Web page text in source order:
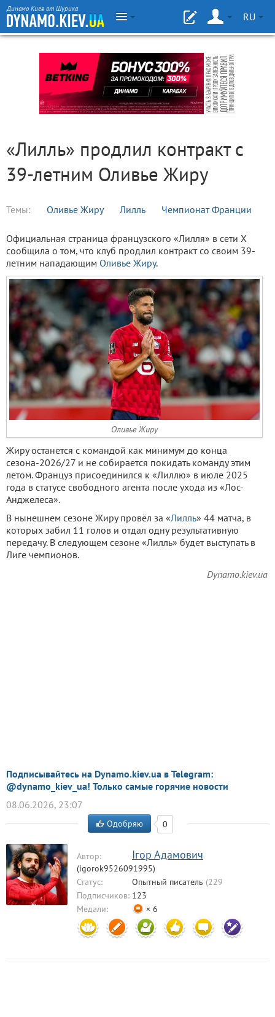
Динамо Киев от Шурика
RU
«Лилль» продлил контракт с
39-летним Оливье Жиру
Темы: Оливье Жиру Лилль Чемпионат Франции
Официальная страница французского «Лилля» в сети X
сообщила о том, что клуб продлил контракт со своим 39-
летним нападающим Оливье Жиру.
Оливье Жиру
Жиру останется с командой как минимум до конца
сезона-2026/27 и не собирается покидать команду этим
летом. Француз присоединился к «Лиллю» в июле 2025
года в статусе свободного агента после ухода из «Лос-
Анджелеса».
В нынешнем сезоне Жиру провёл за «Лилль» 44 матча, в
которых забил 11 голов и отдал одну результативную
передачу. В следующем сезоне «Лилль» будет выступать в
Лиге чемпионов.
Dynamo.kiev.ua
Подписывайтесь на Dynamo.kiev.ua в Telegram:
@dynamo_kiev_ua! Только самые горячие новости
08.06.2026, 23:07
Одобряю 0
Автор: Ігор Адамович
(igorok9526091995)
Статус:
Опытный писатель (229
комментариев)
Подписчиков: 123
Медали:
× 6